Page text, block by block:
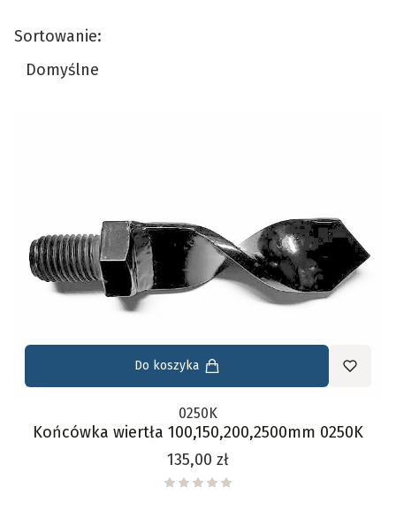
Lista produktów
Sortowanie:
Domyślne
Do koszyka
0250K
Końcówka wiertła 100,150,200,2500mm 0250K
Cena
135,00 zł